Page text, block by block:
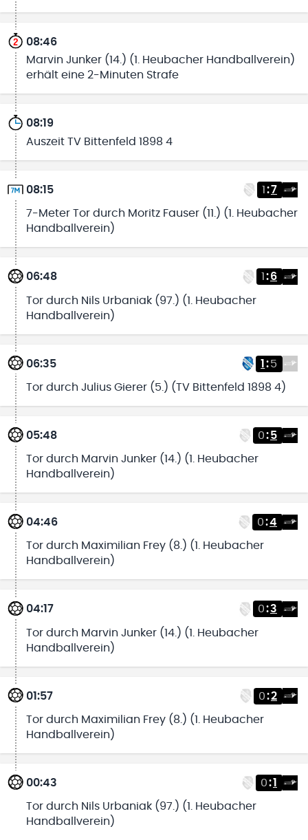
08:46
Marvin Junker (14.) (1. Heubacher Handballverein)
erhält eine 2-Minuten Strafe
08:19
Auszeit TV Bittenfeld 1898 4
08:15 1 :7
7-Meter Tor durch Moritz Fauser (11.) (1. Heubacher
Handballverein)
06:48 1 :6
Tor durch Nils Urbaniak (97.) (1. Heubacher
Handballverein)
06:35 1 :5
Tor durch Julius Gierer (5.) (TV Bittenfeld 1898 4)
05:48 0:5
Tor durch Marvin Junker (14.) (1. Heubacher
Handballverein)
04:46 0:4
Tor durch Maximilian Frey (8.) (1. Heubacher
Handballverein)
04:17 0:3
Tor durch Marvin Junker (14.) (1. Heubacher
Handballverein)
01:57 0:2
Tor durch Maximilian Frey (8.) (1. Heubacher
Handballverein)
00:43 0:1
Tor durch Nils Urbaniak (97.) (1. Heubacher
Handballverein)